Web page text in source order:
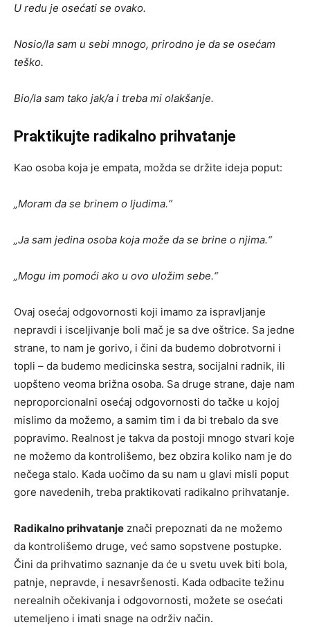
U redu je osećati se ovako.
Nosio/la sam u sebi mnogo, prirodno je da se osećam
teško.
Bio/la sam tako jak/a i treba mi olakšanje.
Praktikujte radikalno prihvatanje
Kao osoba koja je empata, možda se držite ideja poput:
„Moram da se brinem o ljudima.“
„Ja sam jedina osoba koja može da se brine o njima.“
„Mogu im pomoći ako u ovo uložim sebe.“
Ovaj osećaj odgovornosti koji imamo za ispravljanje
nepravdi i isceljivanje boli mač je sa dve oštrice. Sa jedne
strane, to nam je gorivo, i čini da budemo dobrotvorni i
topli – da budemo medicinska sestra, socijalni radnik, ili
uopšteno veoma brižna osoba. Sa druge strane, daje nam
neproporcionalni osećaj odgovornosti do tačke u kojoj
mislimo da možemo, a samim tim i da bi trebalo da sve
popravimo. Realnost je takva da postoji mnogo stvari koje
ne možemo da kontrolišemo, bez obzira koliko nam je do
nečega stalo. Kada uočimo da su nam u glavi misli poput
gore navedenih, treba praktikovati radikalno prihvatanje.
Radikalno prihvatanje znači prepoznati da ne možemo
da kontrolišemo druge, već samo sopstvene postupke.
Čini da prihvatimo saznanje da će u svetu uvek biti bola,
patnje, nepravde, i nesavršenosti. Kada odbacite težinu
nerealnih očekivanja i odgovornosti, možete se osećati
utemeljeno i imati snage na održiv način.